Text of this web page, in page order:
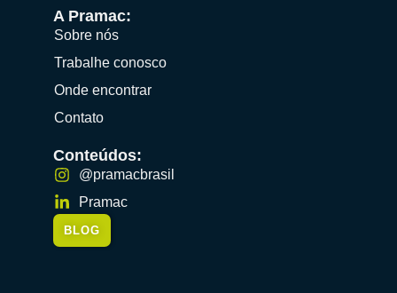
A Pramac:
Sobre nós
Trabalhe conosco
Onde encontrar
Contato
Conteúdos:
@pramacbrasil
Pramac
BLOG